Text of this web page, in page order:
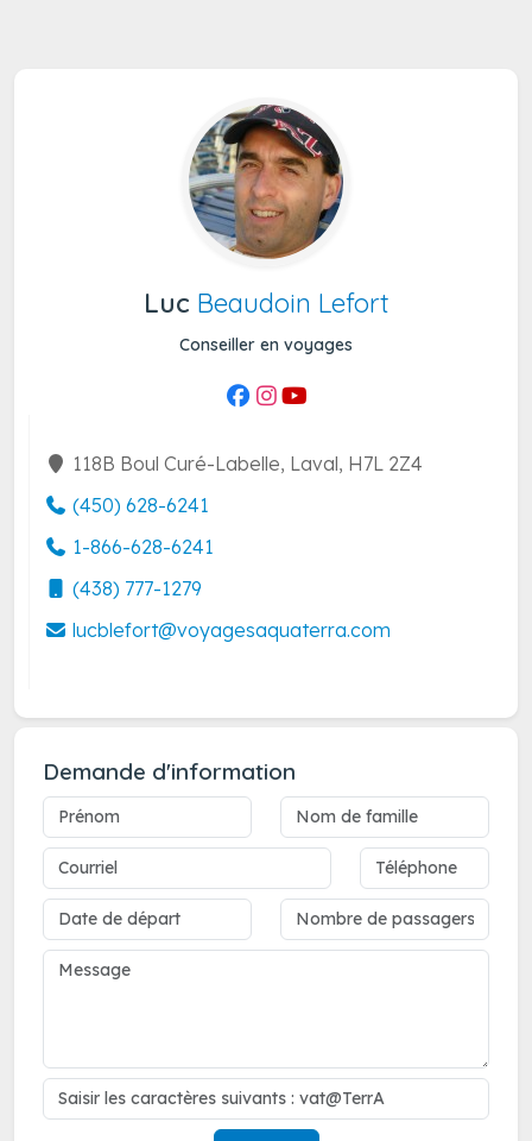
Luc Beaudoin Lefort
Conseiller en voyages
118B Boul Curé-Labelle, Laval, H7L 2Z4
(450) 628-6241
1-866-628-6241
(438) 777-1279
lucblefort@voyagesaquaterra.com
Demande d'information